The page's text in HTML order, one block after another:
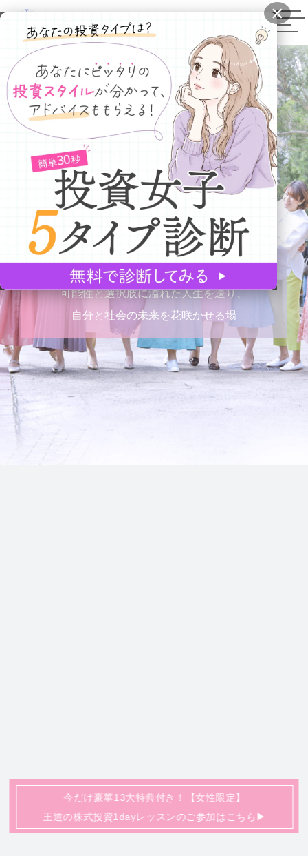
×
今だけ豪華13大特典付き！【女性限定】
王道の株式投資1dayレッスンのご参加はこちら▶
資産運用を通じて
可能性と選択肢に溢れた人生を送り、
自分と社会の未来を花咲かせる場